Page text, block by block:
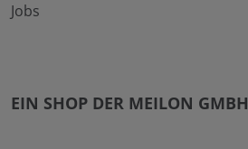
Jobs
EIN SHOP DER MEILON GMBH